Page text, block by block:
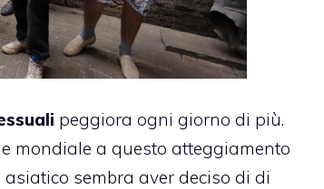
peggiora ogni giorno di più.
mondiale a questo atteggiamento
sembra aver deciso di di